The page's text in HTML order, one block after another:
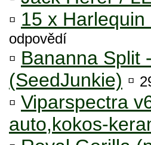
▫ 15 x
odpovědí
▫ Bananna Split
(SeedJunkie) ▫
▫ Viparspectra
auto,kokos-